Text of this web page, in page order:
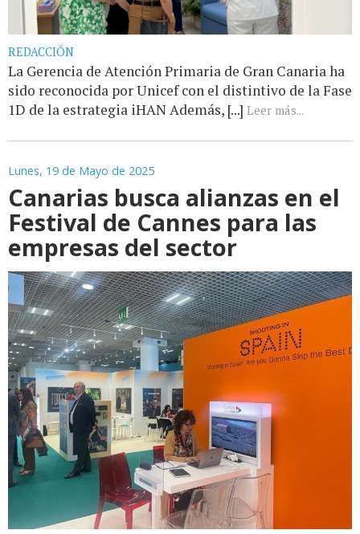
REDACCIÓN
La Gerencia de Atención Primaria de Gran Canaria ha
sido reconocida por Unicef con el distintivo de la Fase
1D de la estrategia iHAN Además, [...] Leer más...
Lunes, 19 de Mayo de 2025
Canarias busca alianzas en el
Festival de Cannes para las
empresas del sector